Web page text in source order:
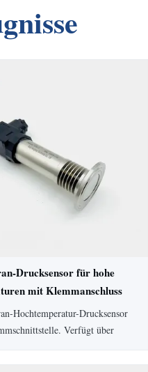
Drucksensor für hohe
mit Klemmanschluss
Drucktransmitter
Hochtemperatur-Drucksensor
Verfügt über